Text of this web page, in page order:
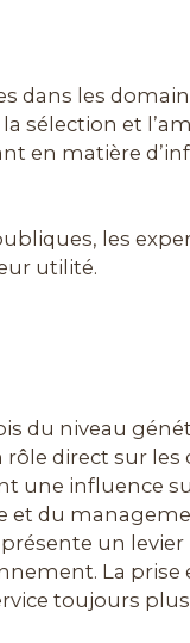
dans les
sélection et
en matière
les
utilité.
du niveau
direct sur les
une influence
et du
un
La prise
toujours